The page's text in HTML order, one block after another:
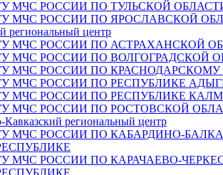
МЧС РОССИИ ПО ТУЛЬСКОЙ
МЧС РОССИИ ПО ЯРОСЛАВСКОЙ
центр
МЧС РОССИИ ПО АСТРАХАНСКОЙ
МЧС РОССИИ ПО ВОЛГОГРАДСКОЙ
МЧС РОССИИ ПО
МЧС РОССИИ ПО РЕСПУБЛИКЕ
МЧС РОССИИ ПО РЕСПУБЛИКЕ
МЧС РОССИИ ПО РОСТОВСКОЙ
Кавказский региональный центр
МЧС РОССИИ ПО КАБАРДИНО-
МЧС РОССИИ ПО КАРАЧАЕВО-